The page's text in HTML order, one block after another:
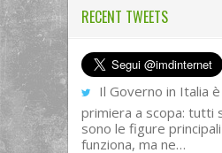
RECENT TWEETS
Il Governo in Italia
primiera a scopa: tutti
sono le figure
funziona, ma ne…